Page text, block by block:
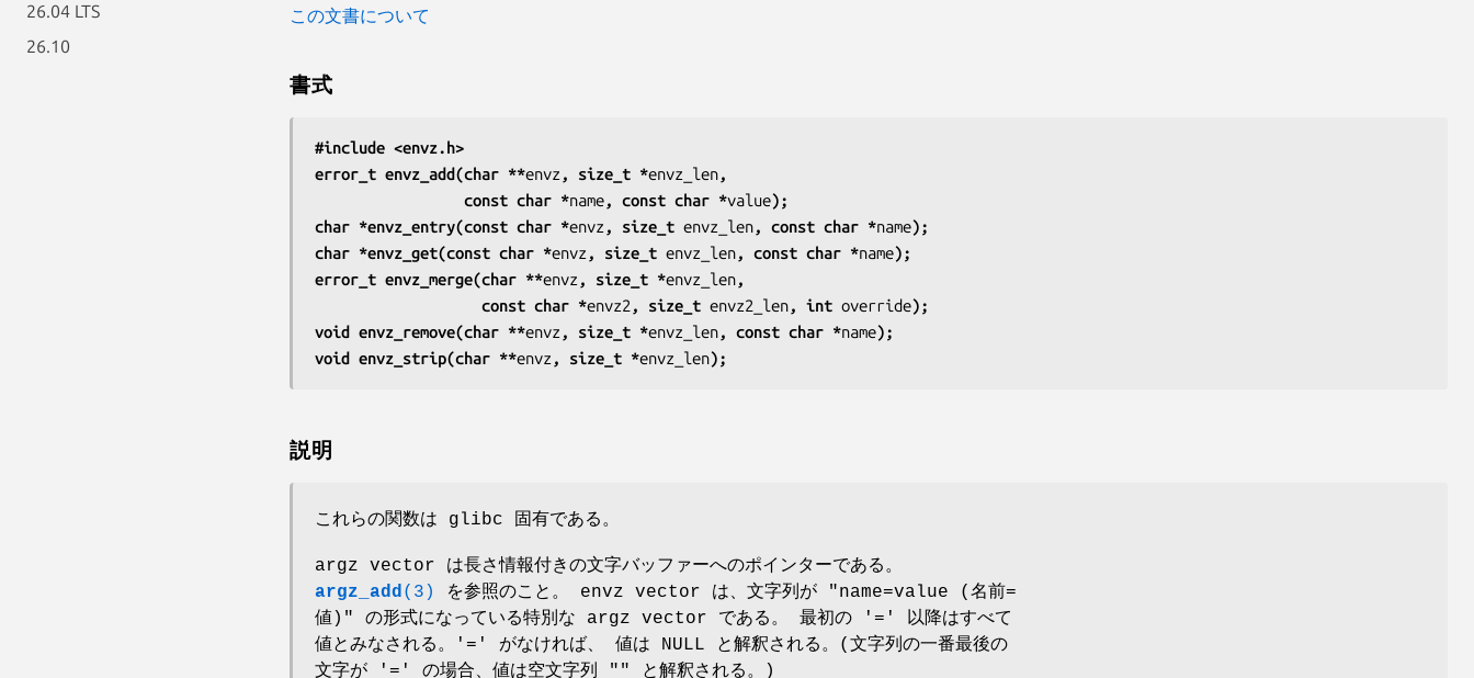
26.04 LTS
26.10
この文書について
書式
#include <envz.h>
error_t envz_add(char **envz , size_t *envz_len,
                 const char *
name, const char *value);
char *envz_entry(const char *envz , size_t envz_len, const char *name);
char *envz_get(const char *envz , size_t envz_len, const char *name);
error_t envz_merge(char **envz , size_t *envz_len,
                   const char *
envz2 , size_t envz2_len, int override);
void envz_remove(char **envz , size_t *envz_len, const char *name);
void envz_strip(char **envz , size_t *envz_len);
説明
これらの関数は glibc 固有である。
argz vector は長さ情報付きの文字バッファーへのポインターである。
argz_add (3)
を参照のこと。 envz vector は、文字列が "name=value (名前=
値)" の形式になっている特別な argz vector である。 最初の '=' 以降はすべて
値とみなされる。'=' がなければ、 値は NULL と解釈される。(文字列の一番最後の
文字が '=' の場合、値は空文字列 "" と解釈される。)